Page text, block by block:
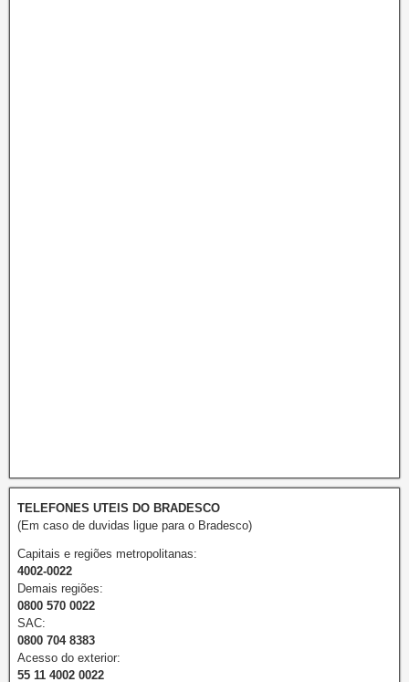
TELEFONES UTEIS DO BRADESCO
(Em caso de duvidas ligue para o Bradesco)
Capitais e regiões metropolitanas:
4002-0022
Demais regiões:
0800 570 0022
SAC:
0800 704 8383
Acesso do exterior:
55 11 4002 0022